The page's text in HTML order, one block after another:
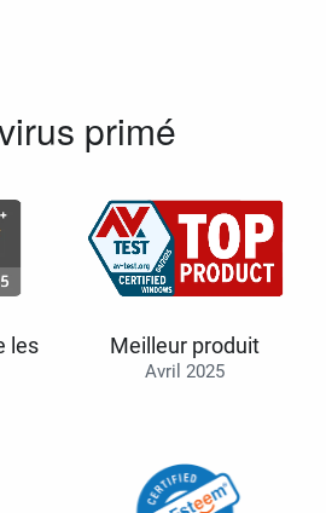
primé
les
Meilleur produit
Avril 2025